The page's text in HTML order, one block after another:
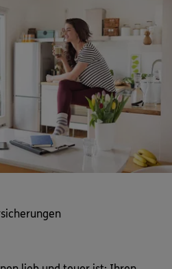
Hausrat – oder gleich das